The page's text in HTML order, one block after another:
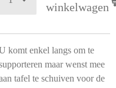
winkelwagen
komt enkel langs om te
maar wenst mee
tafel te schuiven voor de